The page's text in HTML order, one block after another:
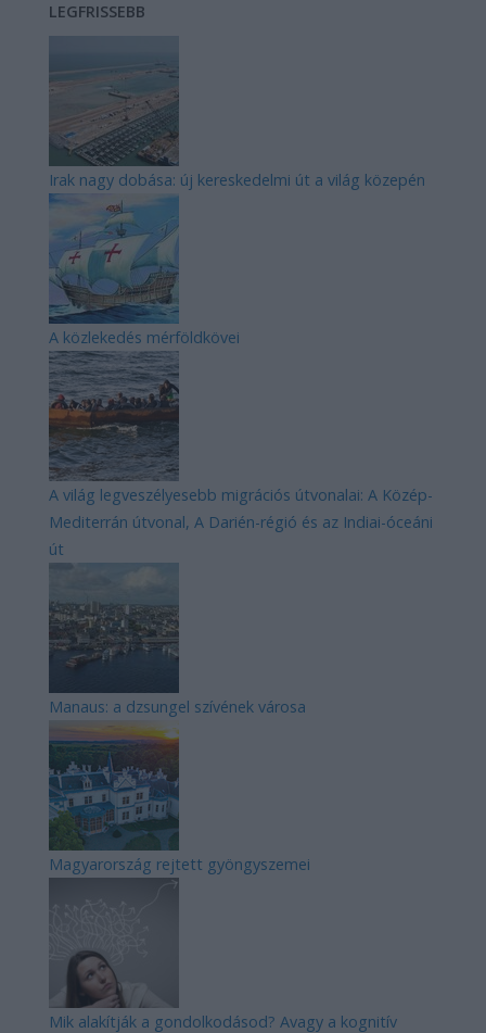
LEGFRISSEBB
Irak nagy dobása: új kereskedelmi út a világ közepén
A közlekedés mérföldkövei
A világ legveszélyesebb migrációs útvonalai: A Közép-
Mediterrán útvonal, A Darién-régió és az Indiai-óceáni
út
Manaus: a dzsungel szívének városa
Magyarország rejtett gyöngyszemei
Mik alakítják a gondolkodásod? Avagy a kognitív